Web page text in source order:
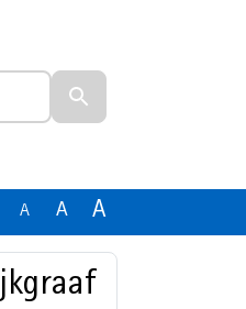
A A A